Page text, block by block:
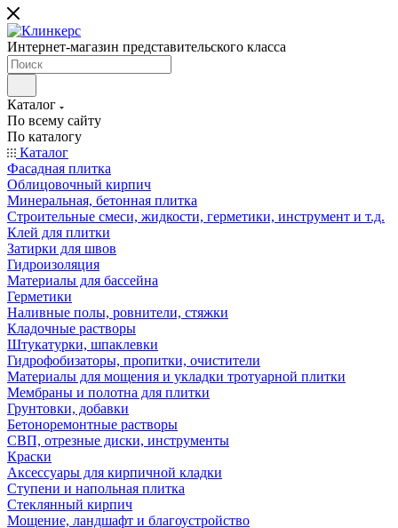
Интернет-магазин представительского класса
Каталог
По всему сайту
По каталогу
Каталог
Фасадная плитка
Облицовочный кирпич
Минеральная, бетонная плитка
Строительные смеси, жидкости, герметики, инструмент и т.д.
Клей для плитки
Затирки для швов
Гидроизоляция
Материалы для бассейна
Герметики
Наливные полы, ровнители, стяжки
Кладочные растворы
Штукатурки, шпаклевки
Гидрофобизаторы, пропитки, очистители
Материалы для мощения и укладки тротуарной плитки
Мембраны и полотна для плитки
Грунтовки, добавки
Бетоноремонтные растворы
СВП, отрезные диски, инструменты
Краски
Аксессуары для кирпичной кладки
Ступени и напольная плитка
Cтеклянный кирпич
Мощение, ландшафт и благоустройство